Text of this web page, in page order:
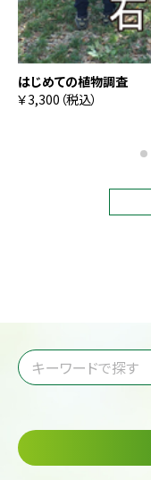
はじめての植物調査
￥3,300（税込）